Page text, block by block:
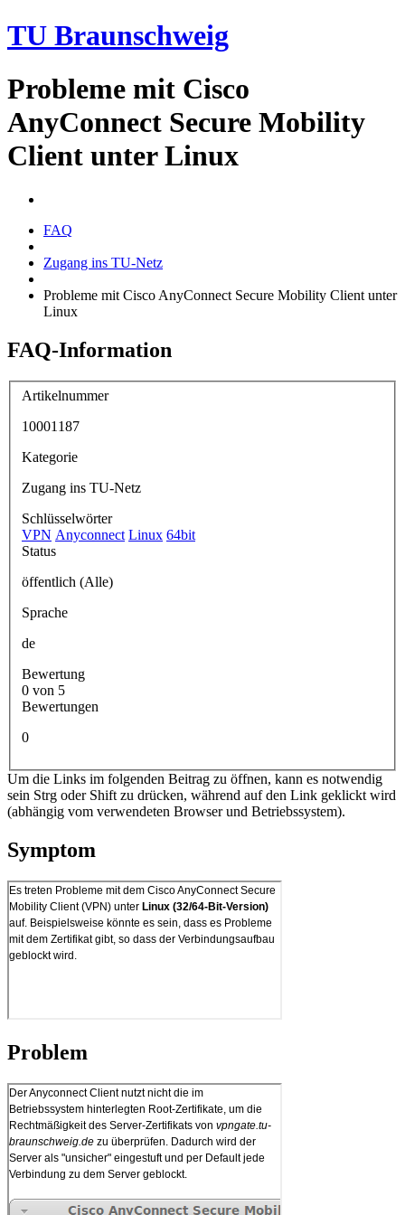
TU Braunschweig
Probleme mit Cisco
AnyConnect Secure Mobility
Client unter Linux
FAQ
Zugang ins TU-Netz
Probleme mit Cisco AnyConnect Secure Mobility Client unter
Linux
FAQ-Information
Artikelnummer
10001187
Kategorie
Zugang ins TU-Netz
Schlüsselwörter
VPN Anyconnect Linux 64bit
Status
öffentlich (Alle)
Sprache
de
Bewertung
0 von 5
Bewertungen
0
Um die Links im folgenden Beitrag zu öffnen, kann es notwendig
sein Strg oder Shift zu drücken, während auf den Link geklickt wird
(abhängig vom verwendeten Browser und Betriebssystem).
Symptom
Problem